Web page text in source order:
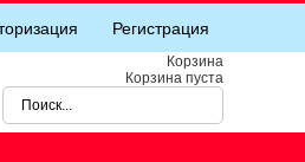
Регистрация
Корзина
Корзина пуста